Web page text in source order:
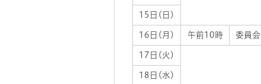
15日(日)
16日(月) 午前10時 委員会
17日(火)
18日(水)